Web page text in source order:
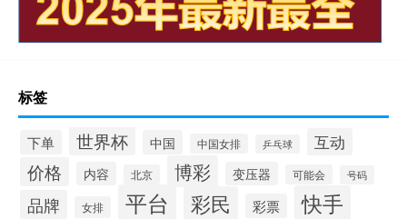
标签
下单 世界杯 中国 中国女排 乒乓球 互动
价格 内容 北京 博彩 变压器 可能会 号码
品牌 女排 平台 彩民 彩票 快手